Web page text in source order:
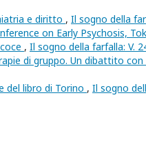
e diritto , Il sogno della
on Early Psychosis,
, Il sogno della farfalla: V.
di gruppo. Un dibattito
del libro di Torino , Il sogno